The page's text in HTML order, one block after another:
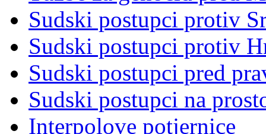
Sudski postupci protiv
Sudski postupci protiv
Sudski postupci pred
Sudski postupci na
Interpolove potjernice